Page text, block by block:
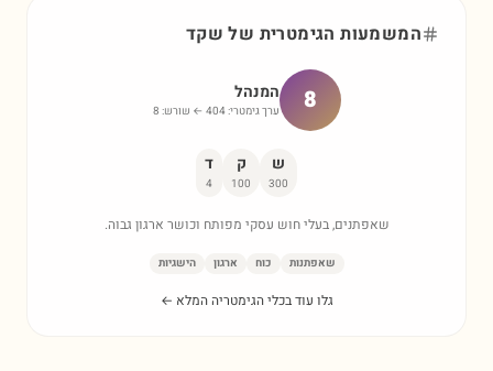
המשמעות הגימטרית של שקד
8 המנהל
ערך גימטרי: 404 ← שורש: 8
ש
300
ק
100
ד
4
שאפתנים, בעלי חוש עסקי מפותח וכושר ארגון גבוה.
שאפתנות כוח ארגון הישגיות
גלו עוד בכלי הגימטריה המלא ←